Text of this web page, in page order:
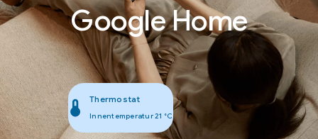
Google Home
Thermostat
Innentemperatur 21 °C